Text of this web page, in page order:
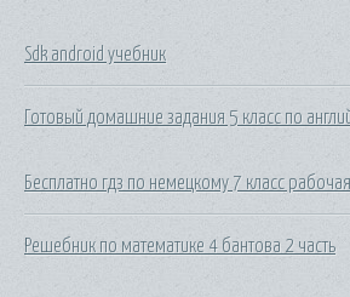
Sdk android учебник
Готовый домашние задания 5 класс по
Бесплатно гдз по немецкому 7 класс
Решебник по математике 4 бантова 2 часть